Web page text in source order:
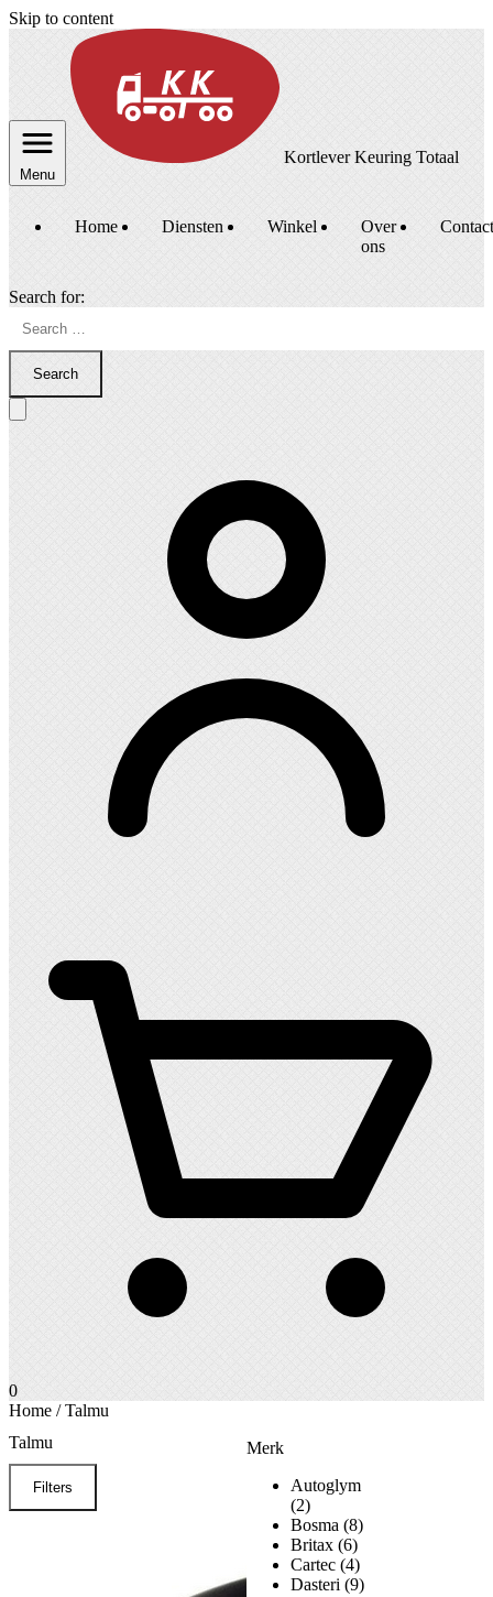
Skip to content
Menu
Kortlever Keuring Totaal
Home Diensten Winkel
Over
ons
Contact
Search for:
Search
0
Home / Talmu
Talmu
Filters
Merk
Autoglym
(2)
Bosma (8)
Britax (6)
Cartec (4)
Dasteri (9)